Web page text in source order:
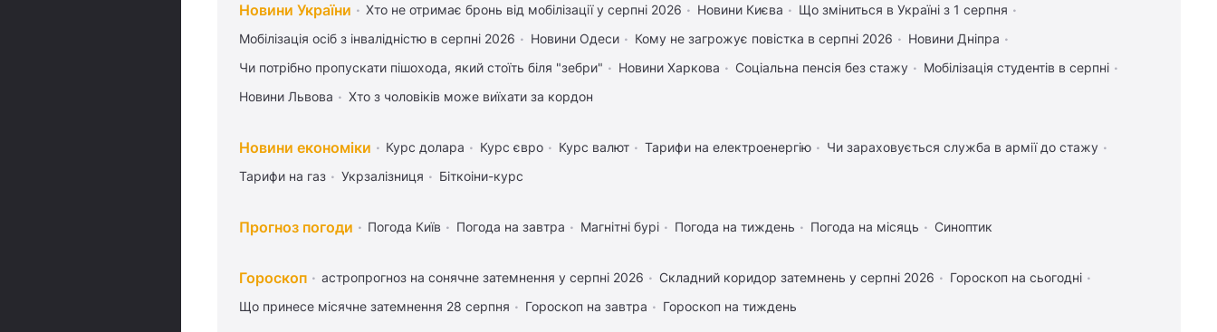
Новини України Хто не отримає бронь від мобілізації у серпні 2026 Новини Києва
Що зміниться в Україні з 1 серпня
Мобілізація осіб з інвалідністю в серпні 2026
Новини Одеси Кому не загрожує повістка в серпні 2026
Новини Дніпра
Чи потрібно пропускати пішохода, який стоїть біля "зебри"
Новини Харкова Соціальна пенсія без стажу
Мобілізація студентів в серпні
Новини Львова
Хто з чоловіків може виїхати за кордон
Новини економіки Курс долара Курс євро Курс валют Тарифи на електроенергію
Чи зараховується служба в армії до стажу
Тарифи на газ
Укрзалізниця Біткоіни-курс
Прогноз погоди Погода Київ Погода на завтра Магнітні бурі Погода на тиждень Погода на місяць Синоптик
Гороскоп астропрогноз на сонячне затемнення у серпні 2026 Складний коридор затемнень у серпні 2026
Гороскоп на сьогодні
Що принесе місячне затемнення 28 серпня
Гороскоп на завтра Гороскоп на тиждень